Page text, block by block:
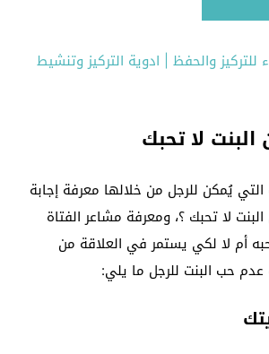
للتركيز والحفظ | ادوية التركيز وتنشيط
لا تحبك
يُمكن للرجل من خلالها معرفة إجابة
لا تحبك ؟، ومعرفة مشاعر الفتاة
أم لا لكي يستمر في العلاقة من
حب البنت للرجل ما يلي: